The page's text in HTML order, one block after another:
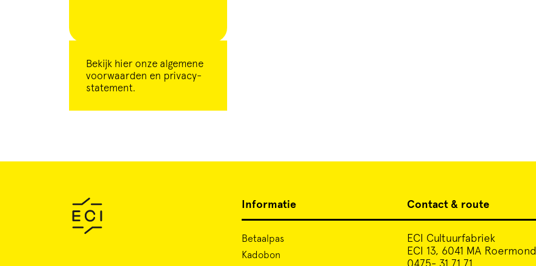
Bekijk hier onze algemene
voorwaarden en privacy-
statement.
Informatie
Betaalpas
Kadobon
Contact & route
ECI Cultuurfabriek
ECI 13, 6041 MA Roermond
0475- 31 71 71